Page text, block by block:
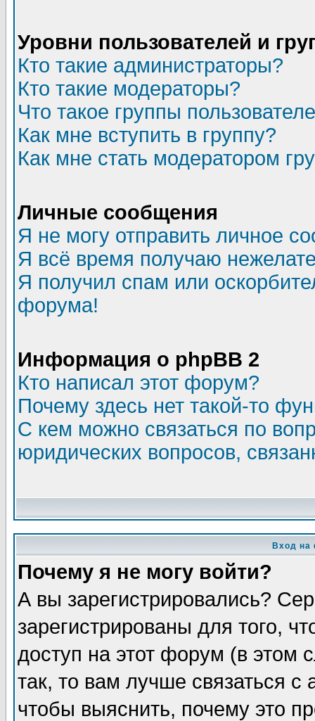
Уровни пользователей и
Кто такие администраторы?
Кто такие модераторы?
Что такое группы
Как мне вступить в группу?
Как мне стать модератором
Личные сообщения
Я не могу отправить личное
Я всё время получаю
Я получил спам или
форума!
Информация о phpBB 2
Кто написал этот форум?
Почему здесь нет такой-то
С кем можно связаться по
юридических вопросов,
Вход на
Почему я не могу войти?
А вы зарегистрировались?
зарегистрированы для того,
доступ на этот форум (в этом
так, то вам лучше связаться
чтобы выяснить, почему это